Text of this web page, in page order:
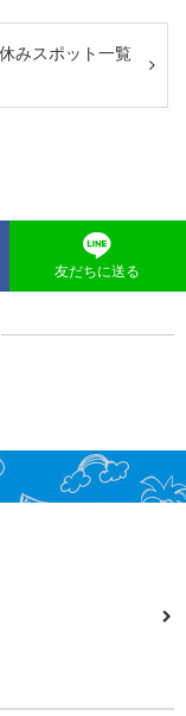
みスポット一覧
友だちに送る